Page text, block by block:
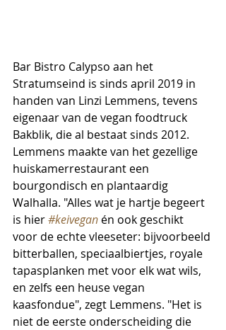
Bar Bistro Calypso aan het
Stratumseind is sinds april 2019 in
handen van Linzi Lemmens, tevens
eigenaar van de vegan foodtruck
Bakblik, die al bestaat sinds 2012.
Lemmens maakte van het gezellige
huiskamerrestaurant een
bourgondisch en plantaardig
Walhalla. "Alles wat je hartje begeert
is hier #keivegan én ook geschikt
voor de echte vleeseter: bijvoorbeeld
bitterballen, speciaalbiertjes, royale
tapasplanken met voor elk wat wils,
en zelfs een heuse vegan
kaasfondue", zegt Lemmens. "Het is
niet de eerste onderscheiding die